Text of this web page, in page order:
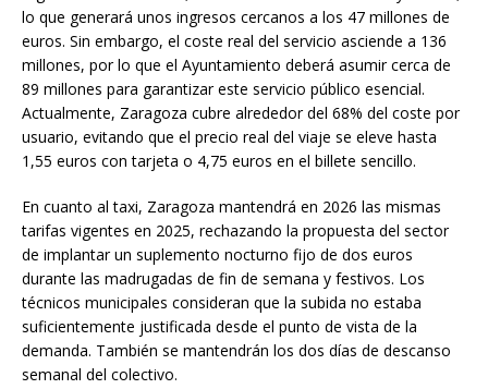
lo que generará unos ingresos cercanos a los 47 millones de
euros. Sin embargo, el coste real del servicio asciende a 136
millones, por lo que el Ayuntamiento deberá asumir cerca de
89 millones para garantizar este servicio público esencial.
Actualmente, Zaragoza cubre alrededor del 68% del coste por
usuario, evitando que el precio real del viaje se eleve hasta
1,55 euros con tarjeta o 4,75 euros en el billete sencillo.
En cuanto al taxi, Zaragoza mantendrá en 2026 las mismas
tarifas vigentes en 2025, rechazando la propuesta del sector
de implantar un suplemento nocturno fijo de dos euros
durante las madrugadas de fin de semana y festivos. Los
técnicos municipales consideran que la subida no estaba
suficientemente justificada desde el punto de vista de la
demanda. También se mantendrán los dos días de descanso
semanal del colectivo.